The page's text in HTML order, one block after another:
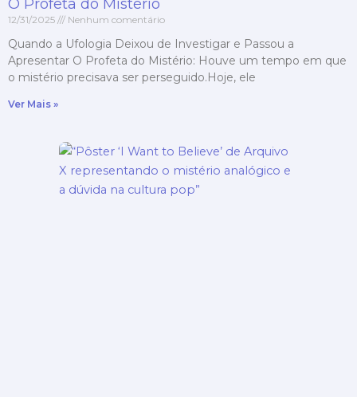
O Profeta do Mistério
12/31/2025 Nenhum comentário
Quando a Ufologia Deixou de Investigar e Passou a
Apresentar O Profeta do Mistério: Houve um tempo em que
o mistério precisava ser perseguido.Hoje, ele
Ver Mais »